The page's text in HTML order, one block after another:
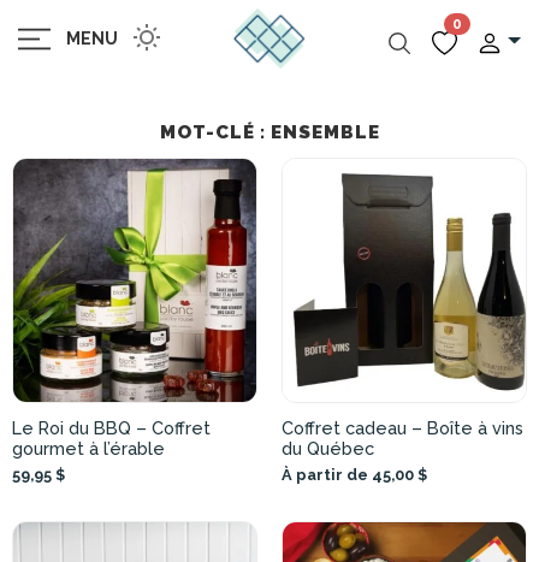
MENU
0
MOT-CLÉ : ENSEMBLE
Le Roi du BBQ – Coffret
gourmet à l’érable
59,95 $
Coffret cadeau – Boîte à vins
du Québec
À partir de 45,00 $